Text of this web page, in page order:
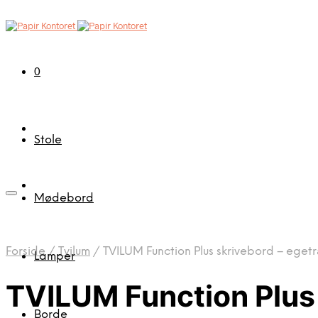
0
Stole
Mødebord
Lamper
Borde
Forside / Tvilum / TVILUM Function Plus skrivebord –
TVILUM Function